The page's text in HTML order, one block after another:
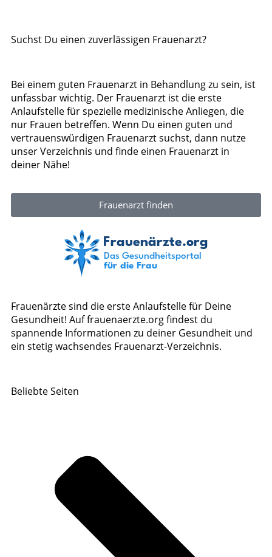
Suchst Du einen zuverlässigen Frauenarzt?
Bei einem guten Frauenarzt in Behandlung zu sein, ist
unfassbar wichtig. Der Frauenarzt ist die erste
Anlaufstelle für spezielle medizinische Anliegen, die
nur Frauen betreffen. Wenn Du einen guten und
vertrauenswürdigen Frauenarzt suchst, dann nutze
unser Verzeichnis und finde einen Frauenarzt in
deiner Nähe!
Frauenarzt finden
Frauenärzte sind die erste Anlaufstelle für Deine
Gesundheit! Auf frauenaerzte.org findest du
spannende Informationen zu deiner Gesundheit und
ein stetig wachsendes Frauenarzt-Verzeichnis.
Beliebte Seiten